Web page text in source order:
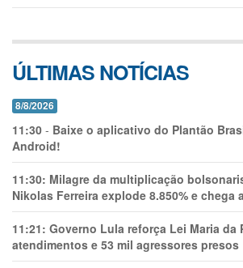
ÚLTIMAS NOTÍCIAS
8/8/2026
11:30 - Baixe o aplicativo do Plantão
Android!
11:30: Milagre da multiplicação
Nikolas Ferreira explode 8.850% e chega
11:21: Governo Lula reforça Lei Maria da
atendimentos e 53 mil agressores presos